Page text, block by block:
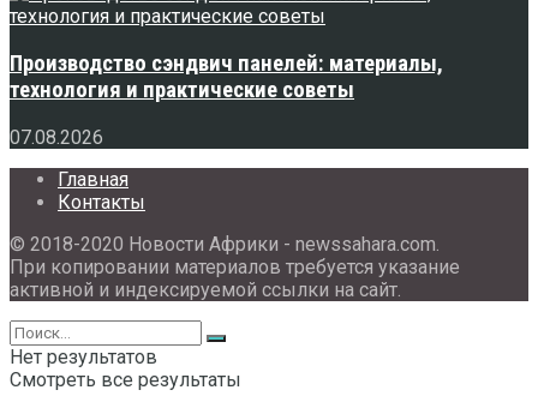
Производство сэндвич панелей: материалы,
технология и практические советы
07.08.2026
Главная
Контакты
© 2018-2020 Новости Африки - newssahara.com.
При копировании материалов требуется указание
активной и индексируемой ссылки на сайт.
Нет результатов
Смотреть все результаты